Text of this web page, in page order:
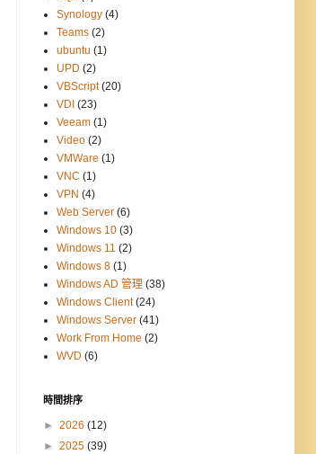
Synology (4)
Teams (2)
ubuntu (1)
UPD (2)
VBScript (20)
VDI (23)
Veeam (1)
Video (2)
VMWare (1)
VNC (1)
VPN (4)
Web Server (6)
Windows 10 (3)
Windows 11 (2)
Windows 8 (1)
Windows AD 管理 (38)
Windows Client (24)
Windows Server (41)
Work From Home (2)
WVD (6)
時間排序
► 2026 (12)
► 2025 (39)